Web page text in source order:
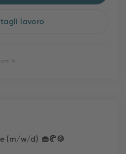
lavoro
fa
(m/w/d) 🧁🥐🍪